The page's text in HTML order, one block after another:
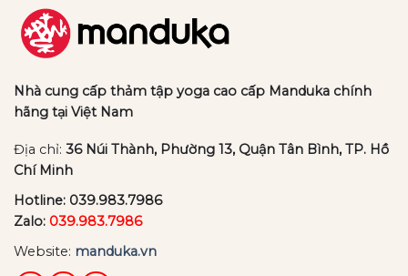
Nhà cung cấp thảm tập yoga cao cấp Manduka chính
hãng tại Việt Nam
Địa chỉ: 36 Núi Thành, Phường 13, Quận Tân Bình, TP. Hồ
Chí Minh
Hotline: 039.983.7986
Zalo: 039.983.7986
Website: manduka.vn